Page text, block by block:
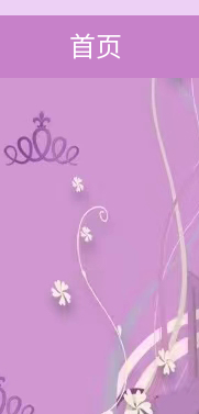
首页